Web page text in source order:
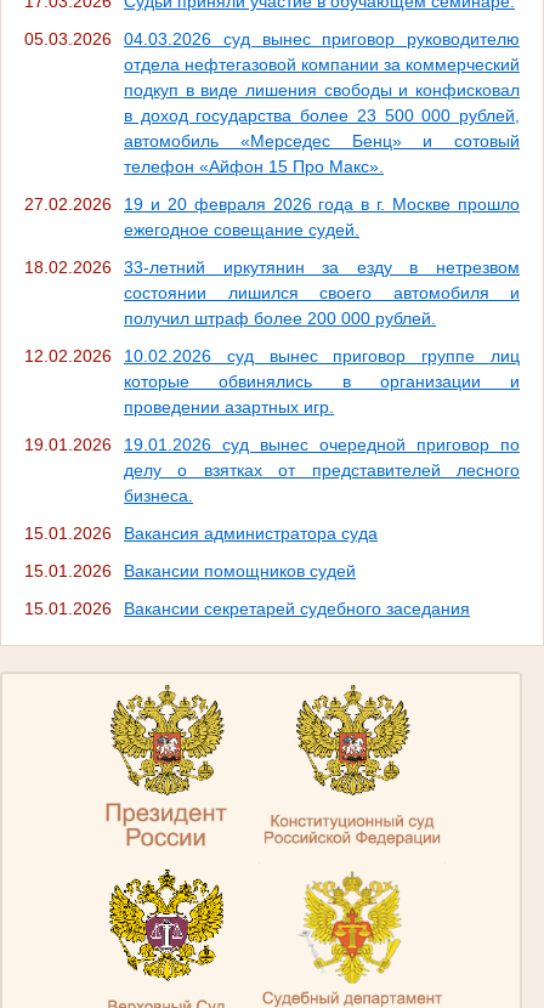
05.03.2026
04.03.2026 суд вынес приговор руководителю
отдела нефтегазовой компании за коммерческий
подкуп в виде лишения свободы и конфисковал
в доход государства более 23 500 000 рублей,
автомобиль «Мерседес Бенц» и сотовый
телефон «Айфон 15 Про Макс».
27.02.2026
19 и 20 февраля 2026 года в г. Москве прошло
ежегодное совещание судей.
18.02.2026
33-летний иркутянин за езду в нетрезвом
состоянии лишился своего автомобиля и
получил штраф более 200 000 рублей.
12.02.2026
10.02.2026 суд вынес приговор группе лиц
которые обвинялись в организации и
проведении азартных игр.
19.01.2026
19.01.2026 суд вынес очередной приговор по
делу о взятках от представителей лесного
бизнеса.
15.01.2026
Вакансия администратора суда
15.01.2026
Вакансии помощников судей
15.01.2026
Вакансии секретарей судебного заседания